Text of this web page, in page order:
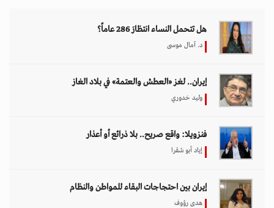
هل تتحمل النساء انتظارَ 286 عاماً؟
د. آمال موسى
إيران.. لغز «العطش والعتمة» في بلاد الغاز
وليد خدوري
فنزويلا: واقع صريح.. بلا ذرائع أو أعذار
إياد أبو شقرا
إيران بين احتجاجات البقاء للمواطن والنظام
هدى رؤوف